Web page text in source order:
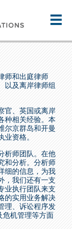
☰
师和出庭律师
以及离岸律师组
官、英国或离岸
种相关经验。本
尔京群岛和开曼
业资格。
析师团队。在他
和分析。分析师
细的信息，为我
，我们还有一支
业执行团队来支
的实用业务解决
理、诉讼程序发
危机管理等方面